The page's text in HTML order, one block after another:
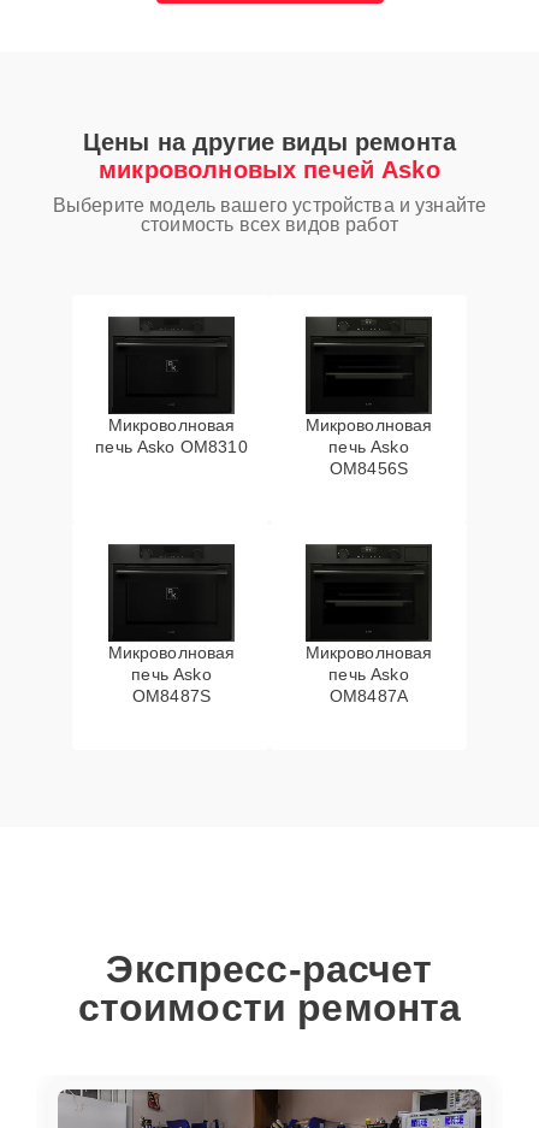
Цены на другие виды ремонта
микроволновых печей Asko
Выберите модель вашего устройства и узнайте
стоимость всех видов работ
Микроволновая
печь Asko OM8310
Микроволновая
печь Asko
OM8456S
Микроволновая
печь Asko
OM8487S
Микроволновая
печь Asko
OM8487A
Экспресс-расчет
стоимости ремонта